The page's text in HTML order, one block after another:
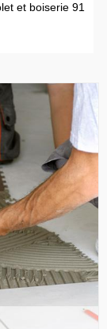
et boiserie 91